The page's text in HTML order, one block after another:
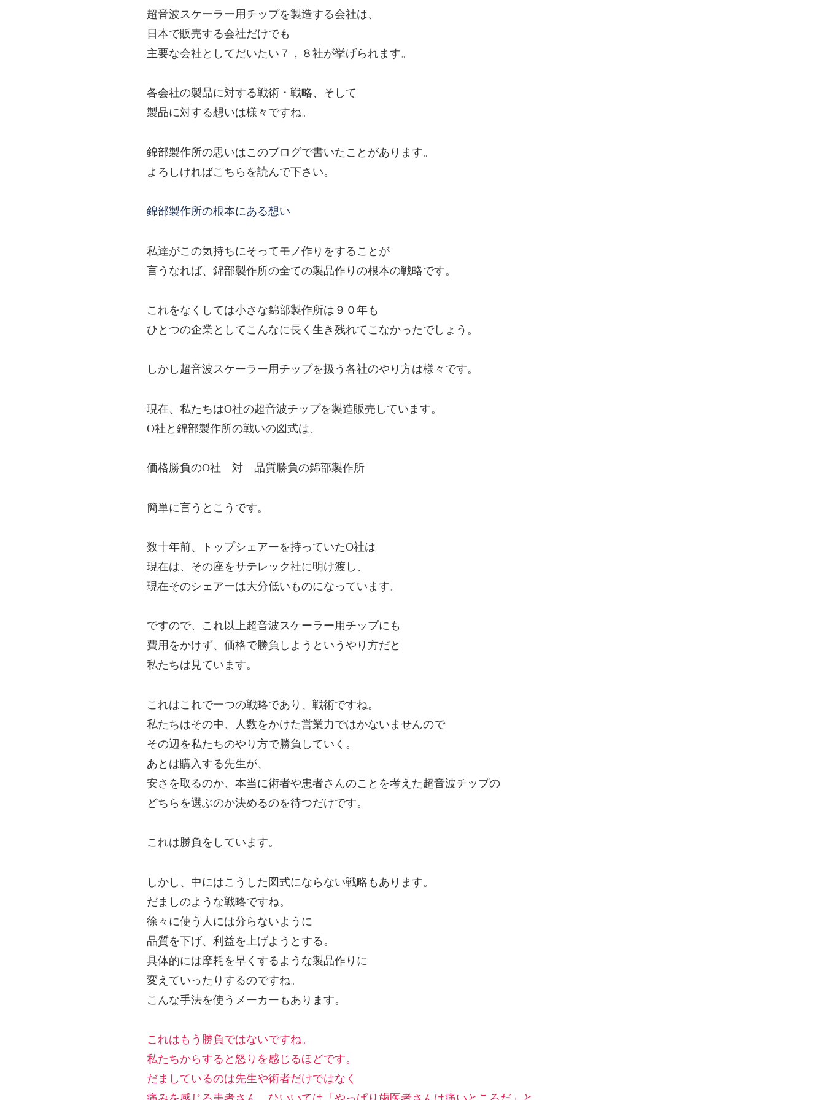
超音波スケーラー用チップを製造する会社は、
日本で販売する会社だけでも
主要な会社としてだいたい７，８社が挙げられます。
各会社の製品に対する戦術・戦略、そして
製品に対する想いは様々ですね。
錦部製作所の思いはこのブログで書いたことがあります。
よろしければこちらを読んで下さい。
錦部製作所の根本にある想い
私達がこの気持ちにそってモノ作りをすることが
言うなれば、錦部製作所の全ての製品作りの根本の戦略です。
これをなくしては小さな錦部製作所は９０年も
ひとつの企業としてこんなに長く生き残れてこなかったでしょう。
しかし超音波スケーラー用チップを扱う各社のやり方は様々です。
現在、私たちはO社の超音波チップを製造販売しています。
O社と錦部製作所の戦いの図式は、
価格勝負のO社 対 品質勝負の錦部製作所
簡単に言うとこうです。
数十年前、トップシェアーを持っていたO社は
現在は、その座をサテレック社に明け渡し、
現在そのシェアーは大分低いものになっています。
ですので、これ以上超音波スケーラー用チップにも
費用をかけず、価格で勝負しようというやり方だと
私たちは見ています。
これはこれで一つの戦略であり、戦術ですね。
私たちはその中、人数をかけた営業力ではかないませんので
その辺を私たちのやり方で勝負していく。
あとは購入する先生が、
安さを取るのか、本当に術者や患者さんのことを考えた超音波チップの
どちらを選ぶのか決めるのを待つだけです。
これは勝負をしています。
しかし、中にはこうした図式にならない戦略もあります。
だましのような戦略ですね。
徐々に使う人には分らないように
品質を下げ、利益を上げようとする。
具体的には摩耗を早くするような製品作りに
変えていったりするのですね。
こんな手法を使うメーカーもあります。
これはもう勝負ではないですね。
私たちからすると怒りを感じるほどです。
だましているのは先生や術者だけではなく